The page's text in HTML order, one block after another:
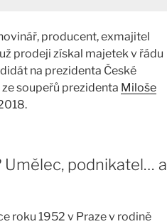
producent, exmajitel
prodeji získal majetek v řádu
na prezidenta České
soupeřů prezidenta Miloše
podnikatel… a
roku 1952 v Praze v rodině